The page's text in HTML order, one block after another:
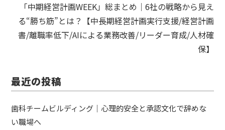
「中期経営計画WEEK」総まとめ｜6社の戦略から見え
る“勝ち筋”とは？【中長期経営計画実行支援/経営計画
書/離職率低下/AIによる業務改善/リーダー育成/人材確
保】
最近の投稿
歯科チームビルディング｜心理的安全と承認文化で辞めな
い職場へ